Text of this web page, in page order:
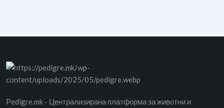
Pedigre.mk - Централизирана платформа за животни и